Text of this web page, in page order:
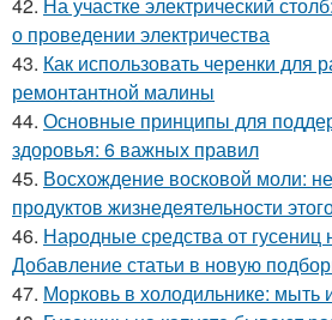
о проведении электричества
43. Как использовать черенки для
ремонтантной малины
44. Основные принципы для
здоровья: 6 важных правил
45. Восхождение восковой моли:
продуктов жизнедеятельности
46. Народные средства от гусениц
Добавление статьи в новую
47. Морковь в холодильнике: мыть